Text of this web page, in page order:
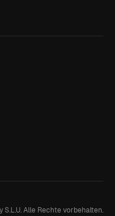
Alle Rechte vorbehalten.